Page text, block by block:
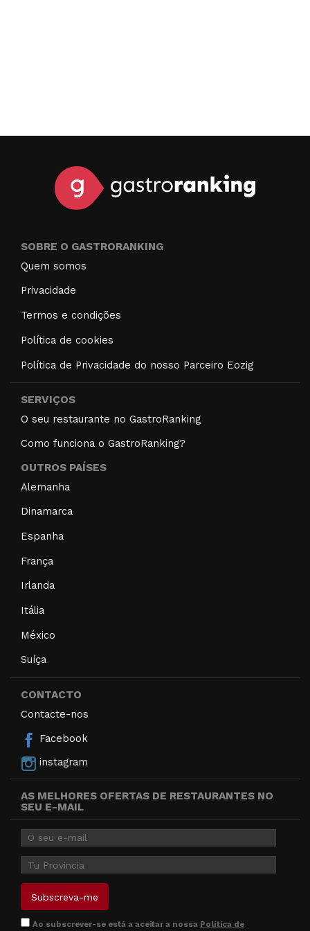
SOBRE O GASTRORANKING
Quem somos
Privacidade
Termos e condições
Política de cookies
Política de Privacidade do nosso Parceiro Eozig
SERVIÇOS
O seu restaurante no GastroRanking
Como funciona o GastroRanking?
OUTROS PAÍSES
Alemanha
Dinamarca
Espanha
França
Irlanda
Itália
México
Suíça
CONTACTO
Contacte-nos
Facebook
instagram
AS MELHORES OFERTAS DE RESTAURANTES NO
SEU E-MAIL
Ao subscrever-se está a aceitar a nossa Política de